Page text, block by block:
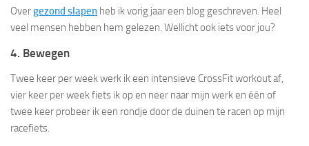
Overgezond slapen heb ik vorig jaar een blog geschreven. Heel
veel mensen hebben hem gelezen. Wellicht ook iets voor jou?
4. Bewegen
Twee keer per week werk ik een intensieve CrossFit workout af,
vier keer per week fiets ik op en neer naar mijn werk en één of
twee keer probeer ik een rondje door de duinen te racen op mijn
racefiets.